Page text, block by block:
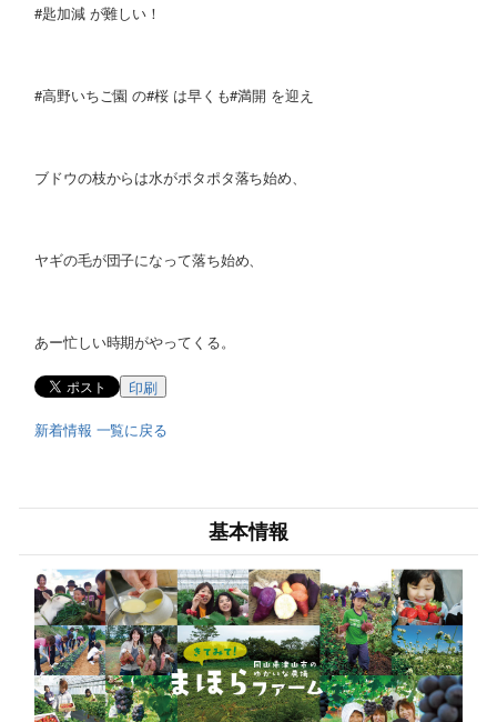
#匙加減 が難しい！
#高野いちご園 の#桜 は早くも#満開 を迎え
ブドウの枝からは水がポタポタ落ち始め、
ヤギの毛が団子になって落ち始め、
あー忙しい時期がやってくる。
印刷
新着情報 一覧に戻る
基本情報